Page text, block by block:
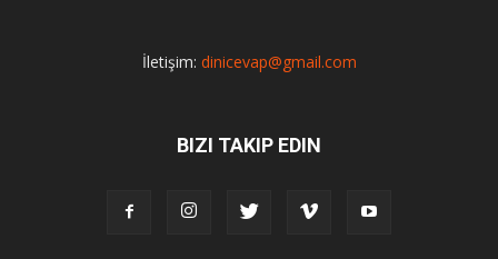
İletişim: dinicevap@gmail.com
BIZI TAKIP EDIN